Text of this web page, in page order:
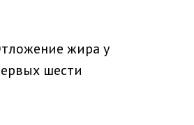
жира у
шести